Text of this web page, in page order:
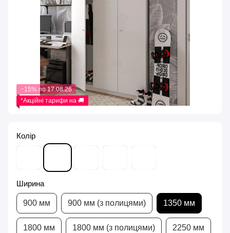
−15% по 17.08.26
*Акційні тарифи на 🚚
Колір
Ширина
900 мм 900 мм (з полицями) 1350 мм
1800 мм 1800 мм (з полицями) 2250 мм